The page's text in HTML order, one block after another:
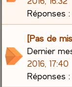
Réponses :
[Pas de
Dernier
2016, 17:40
Réponses